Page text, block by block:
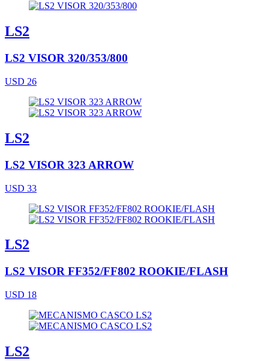
LS2
LS2 VISOR 320/353/800
USD 26
LS2
LS2 VISOR 323 ARROW
USD 33
LS2
LS2 VISOR FF352/FF802 ROOKIE/FLASH
USD 18
LS2